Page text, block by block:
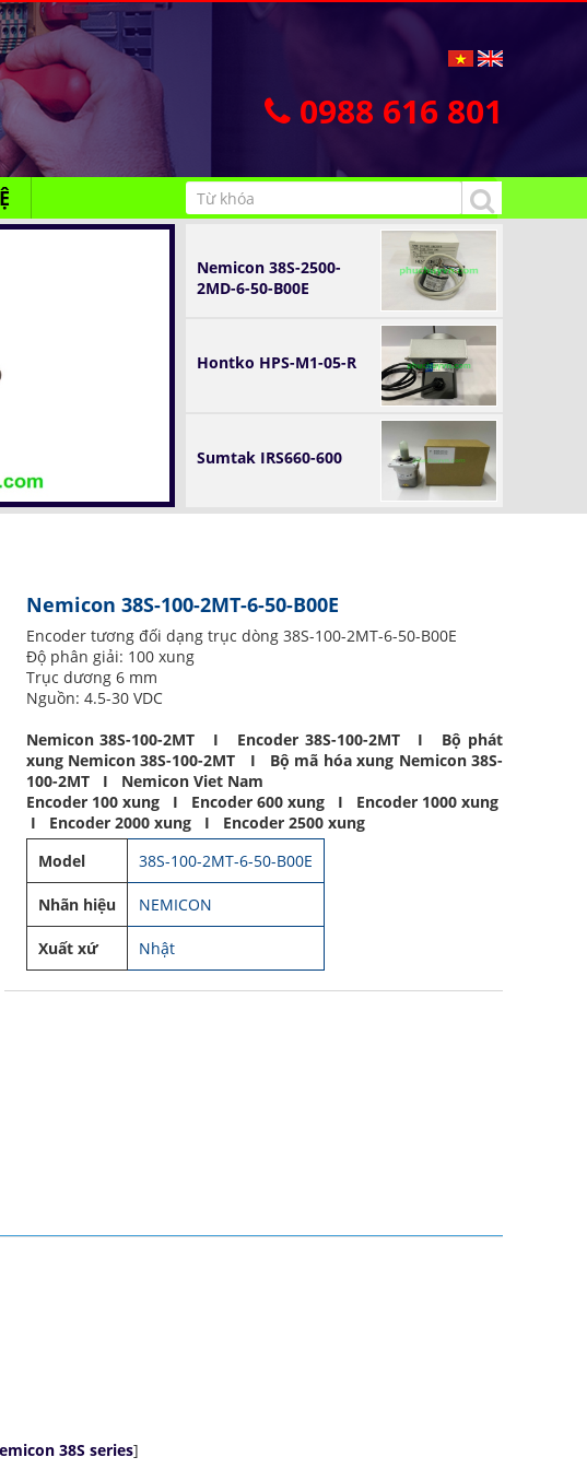
0988 616 801
Nemicon 38S-2500-
2MD-6-50-B00E
Hontko HPS-M1-05-R
Sumtak IRS660-600
Nemicon 38S-100-2MT-6-50-B00E
Encoder tương đối dạng trục dòng 38S-100-2MT-6-50-B00E
Độ phân giải: 100 xung
Trục dương 6 mm
Nguồn: 4.5-30 VDC
Nemicon 38S-100-2MT I Encoder 38S-100-2MT I Bộ phát
xung Nemicon 38S-100-2MT I Bộ mã hóa xung Nemicon 38S-
100-2MT I Nemicon Viet Nam
Encoder 100 xung I Encoder 600 xung I Encoder 1000 xung
I Encoder 2000 xung I Encoder 2500 xung
Model
38S-100-2MT-6-50-B00E
Nhãn hiệu NEMICON
Xuất xứ Nhật
38S series]